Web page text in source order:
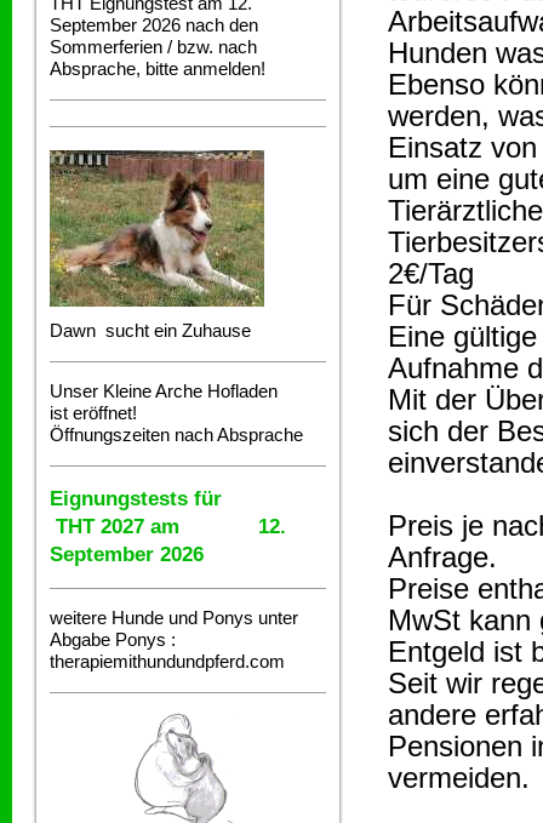
September 2026 nach den
Sommerferien / bzw. nach
Absprache, bitte anmelden!
Dawn sucht ein Zuhause
Unser Kleine Arche Hofladen
ist eröffnet!
Öffnungszeiten nach Absprache
Eignungstests für
THT 2027 am 12.
September 2026
weitere Hunde und Ponys unter
Abgabe Ponys :
therapiemithundundpferd.com
Hunden
Ebenso
werden,
Einsatz
um eine
2€/Tag
Für
Eine
Aufnahme
Mit der
sich der
Preis je
Anfrage.
Preise
MwSt kann
Entgeld ist
Seit wir
andere
Pensionen
vermeiden.